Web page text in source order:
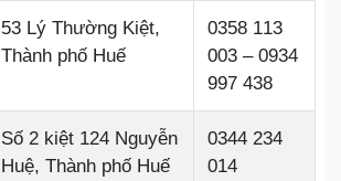
53 Lý Thường Kiệt,
Thành phố Huế
0358 113
003 – 0934
997 438
Số 2 kiệt 124 Nguyễn
Huệ, Thành phố Huế
0344 234
014